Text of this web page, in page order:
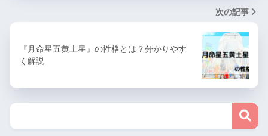
次の記事
『月命星五黄土星』の性格とは？分かりやす
く解説